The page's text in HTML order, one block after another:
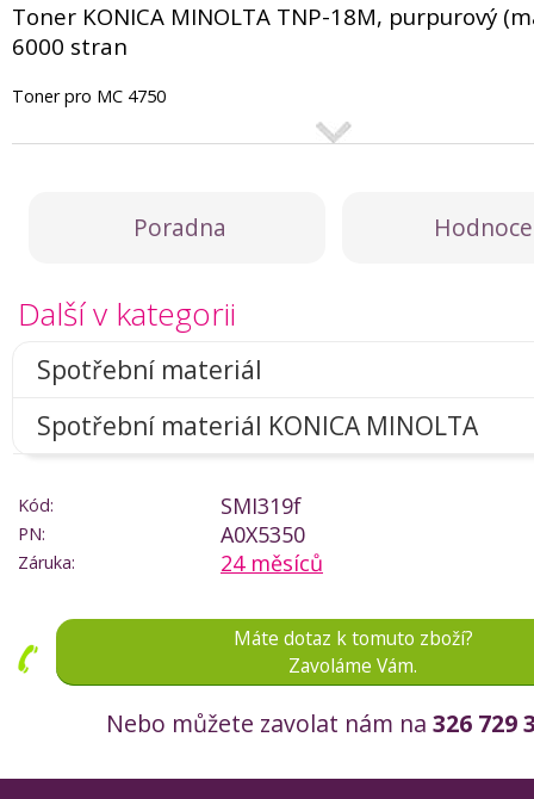
Toner KONICA MINOLTA TNP-18M, purpurový
6000 stran
Toner pro MC 4750
Poradna
Další v kategorii
Spotřební materiál
Spotřební materiál KONICA MINOLTA
Kód: SMI319f
PN: A0X5350
Záruka: 24 měsíců
Máte dotaz k tomuto zboží?
Zavoláme Vám.
Nebo můžete zavolat nám na 326 729